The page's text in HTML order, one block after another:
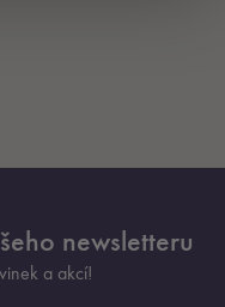
newsletteru
a akcí!